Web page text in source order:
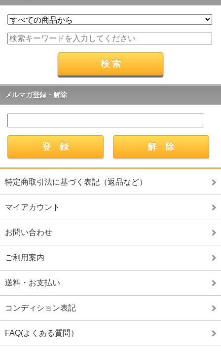
メルマガ登録・解除
特定商取引法に基づく表記（返品など）
マイアカウント
お問い合わせ
ご利用案内
送料・お支払い
コンディション表記
FAQ(よくある質問）